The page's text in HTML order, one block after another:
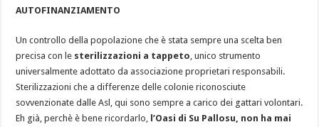
AUTOFINANZIAMENTO
Un controllo della popolazione che è stata sempre una scelta ben
precisa con le sterilizzazioni a tappeto , unico strumento
universalmente adottato da associazione proprietari responsabili.
Sterilizzazioni che a differenze delle colonie riconosciute
sovvenzionate dalle Asl, qui sono sempre a carico dei gattari volontari.
Eh già, perchè è bene ricordarlo,
l’Oasi di Su Pallosu, non ha mai